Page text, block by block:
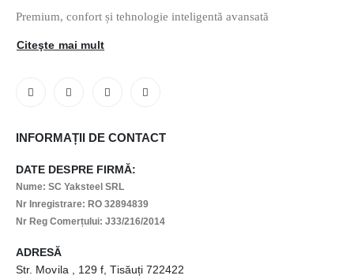
Premium, confort și tehnologie inteligentă avansată
Citeşte mai mult
INFORMAȚII DE CONTACT
DATE DESPRE FIRMĂ:
Nume: SC Yaksteel SRL
Nr Inregistrare: RO 32894839
Nr Reg Comerțului: J33/216/2014
ADRESĂ
Str. Movila , 129 f, Tisăuți 722422